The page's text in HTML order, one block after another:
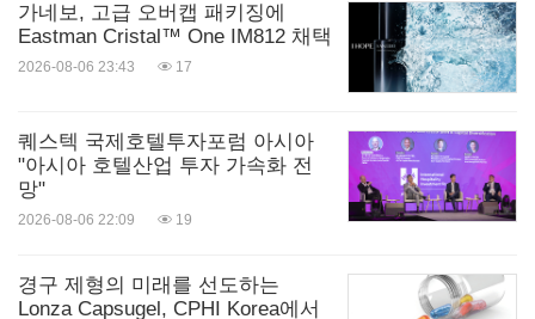
가네보, 고급 오버캡 패키징에
Eastman Cristal™ One IM812 채택
2026-08-06 23:43 17
퀘스텍 국제호텔투자포럼 아시아
"아시아 호텔산업 투자 가속화 전
망"
2026-08-06 22:09 19
경구 제형의 미래를 선도하는
Lonza Capsugel, CPHI Korea에서